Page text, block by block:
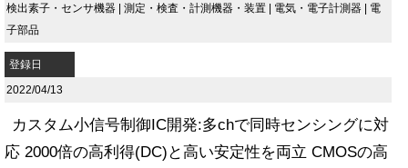
検出素子・センサ機器 | 測定・検査・計測機器・装置 | 電気・電子計測器 | 電
子部品
登録日
2022/04/13
カスタム小信号制御IC開発:多chで同時センシングに対
応 2000倍の高利得(DC)と高い安定性を両立 CMOSの高